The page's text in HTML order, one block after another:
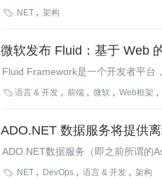
ASP.NET Web API生成代码时应遵
 .NET 架构
微软发布 Fluid：基于 Web
Fluid Framework是一个开发者平台
语言 & 开发 前端 微软 Web框架
ADO.NET 数据服务将提供
ADO.NET数据服务（即之前所谓的
发为在与数据进行同步后，接着以离
 .NET DevOps 语言 & 开发 架构